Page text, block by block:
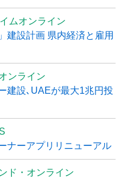
ムオンライン
建設計画 県内経済と雇用
ンライン
建設､UAEが最大1兆円投
ナーアプリリニューアル
ド・オンライン